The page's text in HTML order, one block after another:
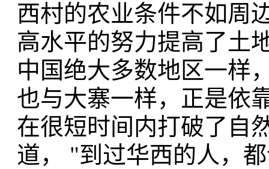
西村的农业条件不如周
高水平的努力提高了土
中国绝大多数地区一样
也与大寨一样，正是依
在很短时间内打破了自
道， "到过华西的人，